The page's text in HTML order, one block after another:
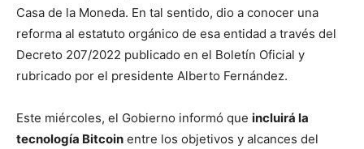
Casa de la Moneda. En tal sentido, dio a conocer una
reforma al estatuto orgánico de esa entidad a través del
Decreto 207/2022 publicado en el Boletín Oficial y
rubricado por el presidente Alberto Fernández.
Este miércoles, el Gobierno informó que incluirá la
tecnología Bitcoin entre los objetivos y alcances del